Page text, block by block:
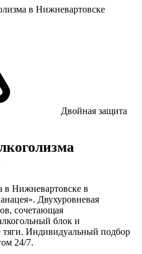
в Нижневартовске
Двойная защита
в Нижневартовске в
Двухуровневая
сочетающая
блок и
тяги. Индивидуальный подбор
24/7.